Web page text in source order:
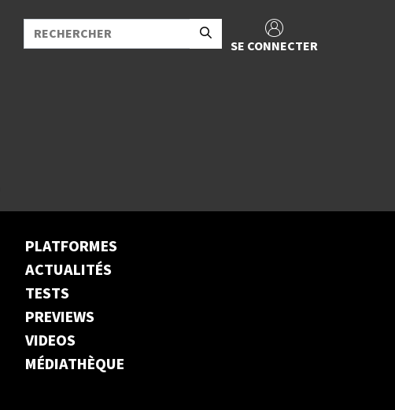
SE CONNECTER
PLATFORMES
ACTUALITÉS
TESTS
PREVIEWS
VIDEOS
MÉDIATHÈQUE